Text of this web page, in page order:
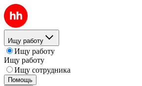
Ищу работу
Ищу работу
Ищу работу
Ищу сотрудника
Помощь